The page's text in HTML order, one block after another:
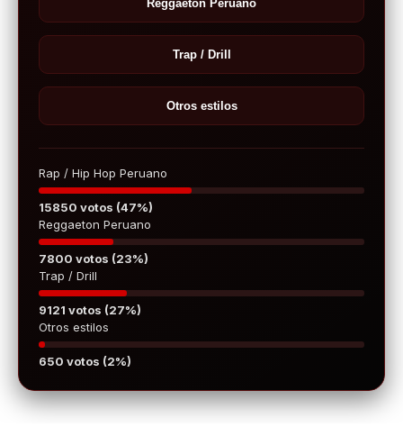
Reggaeton Peruano
Trap / Drill
Otros estilos
Rap / Hip Hop Peruano
15850 votos (47%)
Reggaeton Peruano
7800 votos (23%)
Trap / Drill
9121 votos (27%)
Otros estilos
650 votos (2%)